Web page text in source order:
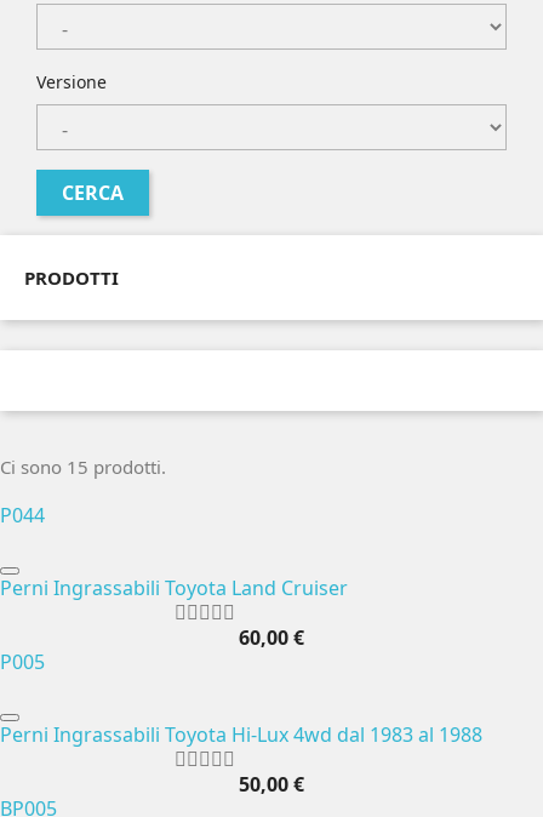
Versione
PRODOTTI
Ci sono 15 prodotti.
P044
Perni Ingrassabili Toyota Land Cruiser
60,00 €
P005
Perni Ingrassabili Toyota Hi-Lux 4wd dal 1983 al 1988
50,00 €
BP005